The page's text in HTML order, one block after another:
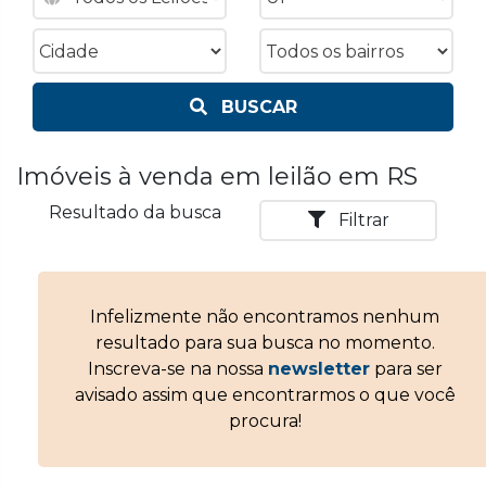
BUSCAR
Imóveis à venda em leilão em RS
Resultado da busca Filtrar
Infelizmente não encontramos nenhum
resultado para sua busca no momento.
Inscreva-se na nossa newsletterpara ser
avisado assim que encontrarmos o que você
procura!